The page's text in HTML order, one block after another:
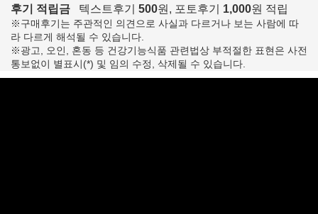
후기 적립금 텍스트후기 500원, 포토후기 1,000원 적립
※구매후기는 주관적인 의견으로 사실과 다르거나 보는 사람에 따
라 다르게 해석될 수 있습니다.
※광고, 오인, 혼동 등 건강기능식품 관련법상 부적절한 표현은 사전
통보없이 별표시(*) 및 임의 수정, 삭제될 수 있습니다.